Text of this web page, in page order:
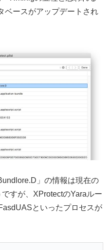
ベースがアップデートされ
」の情報は現在の
すが、XProtectのYaraルー
といったプロセスが